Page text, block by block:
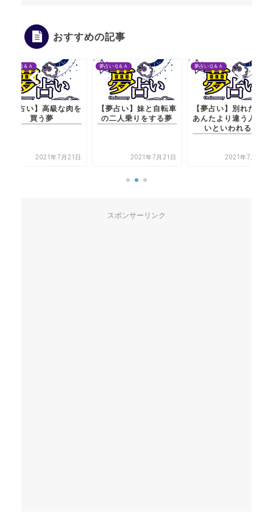
おすすめの記事
夢占いＱ＆Ａ
【夢占い】妹と自転車
の二人乗りをする夢
2021年7月21日
夢占いＱ＆Ａ
【夢占い】別れた妻に
あんたより違う人がい
2021年7月20日
夢占いＱ＆Ａ
【夢占い】高級な肉を
買う夢
2021年7月21日
スポンサーリンク